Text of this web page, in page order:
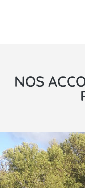
NOS